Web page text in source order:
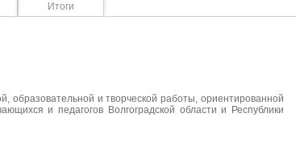
Итоги
образовательной и творческой работы, ориентированной
и педагогов Волгоградской области и Республики